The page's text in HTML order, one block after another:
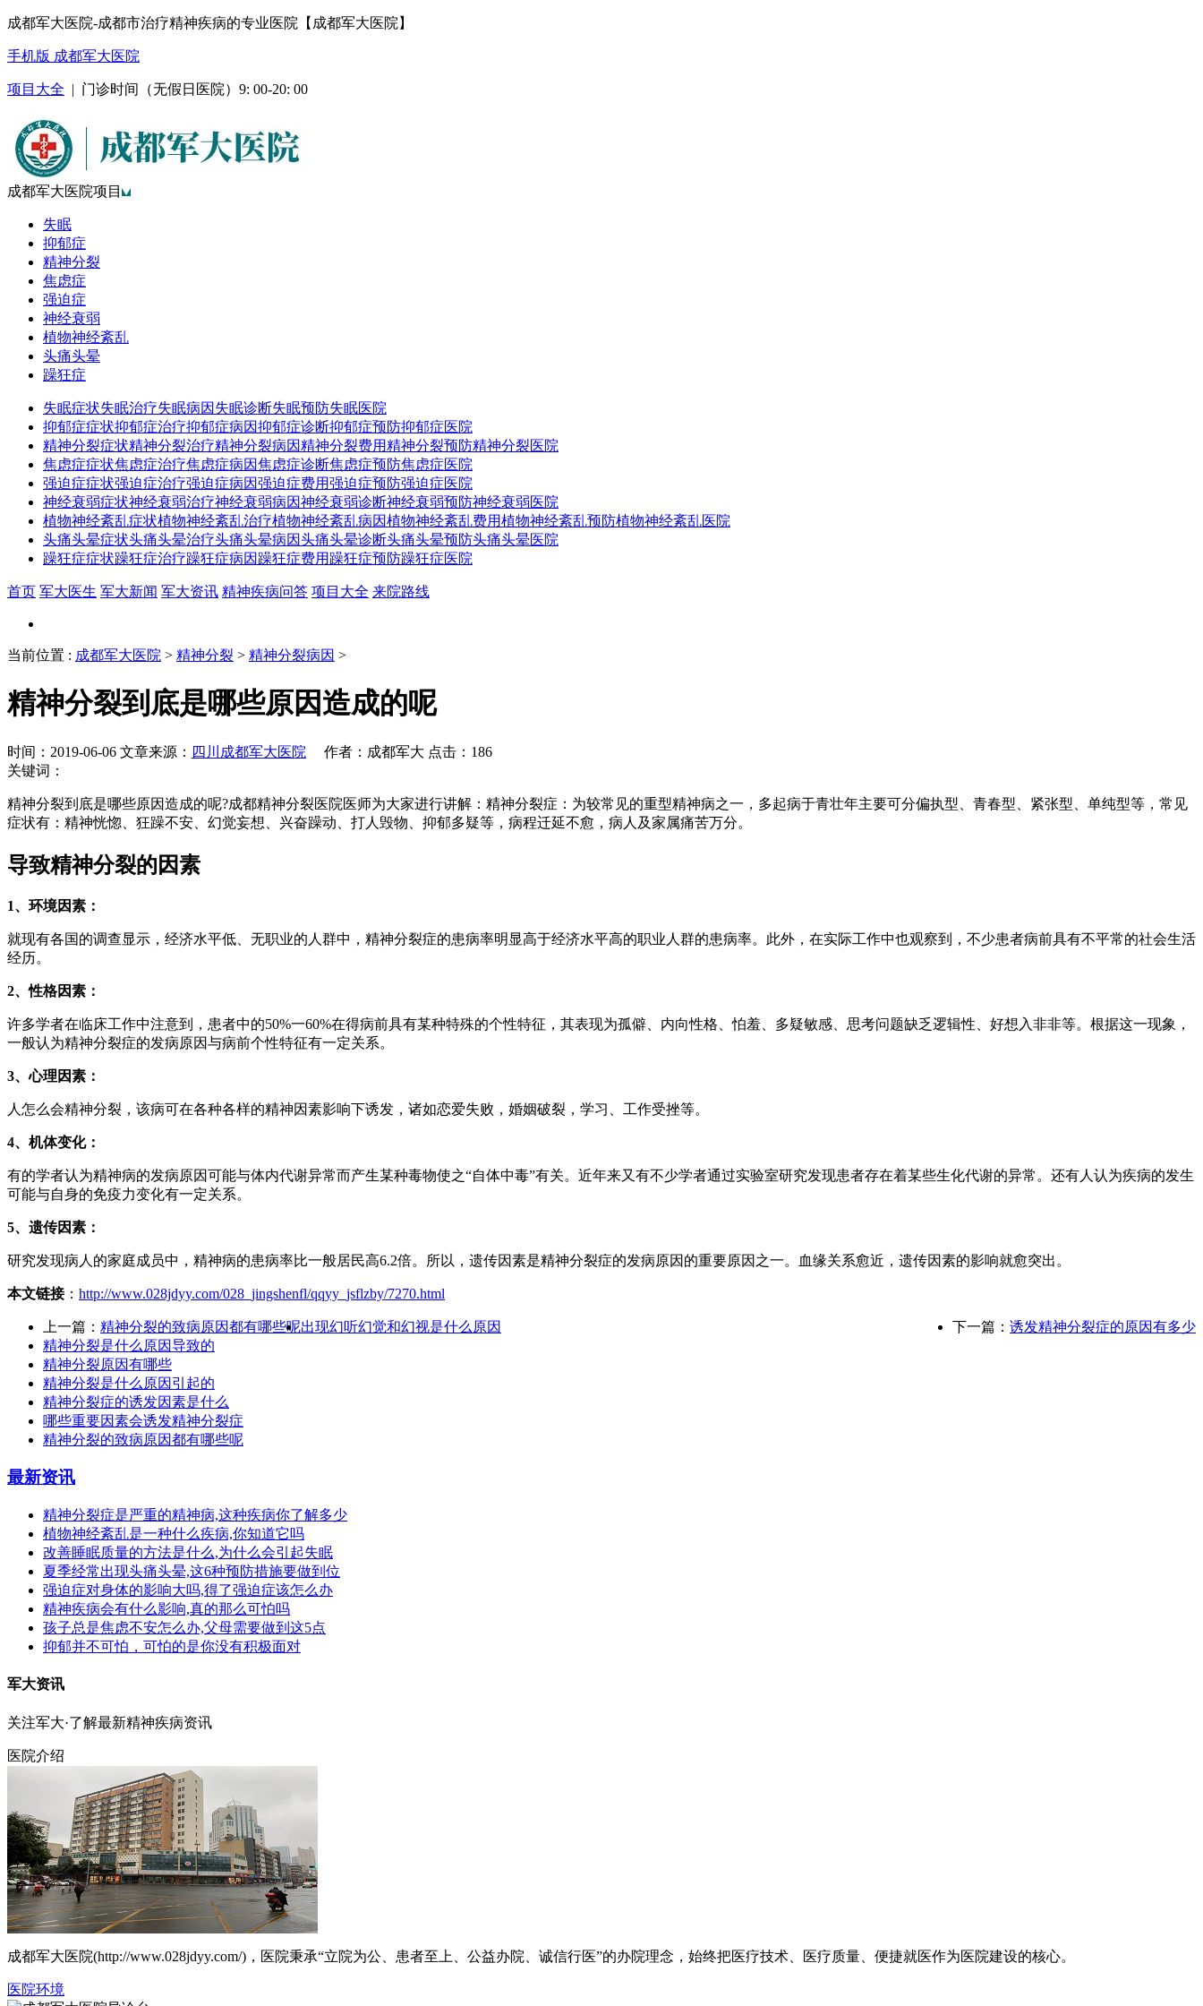
成都军大医院-成都市治疗精神疾病的专业医院【成都军大医院】
手机版 成都军大医院
项目大全 | 门诊时间（无假日医院）9: 00-20: 00
成都军大医院项目
失眠
抑郁症
精神分裂
焦虑症
强迫症
神经衰弱
植物神经紊乱
头痛头晕
躁狂症
失眠症状失眠治疗失眠病因 失眠诊断失眠预防失眠医院
抑郁症症状抑郁症治疗抑郁症病因抑郁症诊断抑郁症预防抑郁症医院
精神分裂症状精神分裂治疗精神分裂病因精神分裂费用精神分裂预防精神分裂医院
焦虑症症状焦虑症治疗焦虑症病因焦虑症诊断焦虑症预防焦虑症医院
强迫症症状强迫症治疗强迫症病因强迫症费用强迫症预防强迫症医院
神经衰弱症状神经衰弱治疗神经衰弱病因神经衰弱诊断神经衰弱预防神经衰弱医院
植物神经紊乱症状植物神经紊乱治疗植物神经紊乱病因植物神经紊乱费用植物神经紊乱预防植物神经紊乱医院
头痛头晕症状头痛头晕治疗头痛头晕病因头痛头晕诊断头痛头晕预防头痛头晕医院
躁狂症症状躁狂症治疗躁狂症病因 躁狂症费用 躁狂症预防躁狂症医院
首页 军大医生 军大新闻 军大资讯 精神疾病问答 项目大全 来院路线
当前位置 : 成都军大医院 > 精神分裂 > 精神分裂病因 >
精神分裂到底是哪些原因造成的呢
时间：2019-06-06 文章来源： 四川成都军大医院 作者：成都军大 点击：186
关键词：
精神分裂到底是哪些原因造成的呢?成都精神分裂医院医师为大家进行讲解：精神分裂症：为较常见的重型精神病之一，多起病于青壮年主要可分偏执型、青春型、紧张型、单纯型等，常见
症状有：精神恍惚、狂躁不安、幻觉妄想、兴奋躁动、打人毁物、抑郁多疑等，病程迁延不愈，病人及家属痛苦万分。
导致精神分裂的因素
1、环境因素：
就现有各国的调查显示，经济水平低、无职业的人群中，精神分裂症的患病率明显高于经济水平高的职业人群的患病率。此外，在实际工作中也观察到，不少患者病前具有不平常的社会生活
经历。
2、性格因素：
许多学者在临床工作中注意到，患者中的50%一60%在得病前具有某种特殊的个性特征，其表现为孤僻、内向性格、怕羞、多疑敏感、思考问题缺乏逻辑性、好想入非非等。根据这一现象，
一般认为精神分裂症的发病原因与病前个性特征有一定关系。
3、心理因素：
人怎么会精神分裂，该病可在各种各样的精神因素影响下诱发，诸如恋爱失败，婚姻破裂，学习、工作受挫等。
4、机体变化：
有的学者认为精神病的发病原因可能与体内代谢异常而产生某种毒物使之“自体中毒”有关。近年来又有不少学者通过实验室研究发现患者存在着某些生化代谢的异常。还有人认为疾病的发生
可能与自身的免疫力变化有一定关系。
5、遗传因素：
研究发现病人的家庭成员中，精神病的患病率比一般居民高6.2倍。所以，遗传因素是精神分裂症的发病原因的重要原因之一。血缘关系愈近，遗传因素的影响就愈突出。
本文链接： http://www.028jdyy.com/028_jingshenfl/qqyy_jsflzby/7270.html
上一篇： 精神分裂的致病原因都有哪些呢 下一篇： 诱发精神分裂症的原因有多少
出现幻听幻觉和幻视是什么原因
精神分裂是什么原因导致的
精神分裂原因有哪些
精神分裂是什么原因引起的
精神分裂症的诱发因素是什么
哪些重要因素会诱发精神分裂症
精神分裂的致病原因都有哪些呢
最新资讯
精神分裂症是严重的精神病,这种疾病你了解多少
植物神经紊乱是一种什么疾病,你知道它吗
改善睡眠质量的方法是什么,为什么会引起失眠
夏季经常出现头痛头晕,这6种预防措施要做到位
强迫症对身体的影响大吗,得了强迫症该怎么办
精神疾病会有什么影响,真的那么可怕吗
孩子总是焦虑不安怎么办,父母需要做到这5点
抑郁并不可怕，可怕的是你没有积极面对
军大资讯
关注军大·了解最新精神疾病资讯
医院介绍
成都军大医院(http://www.028jdyy.com/)，医院秉承“立院为公、患者至上、公益办院、诚信行医”的办院理念，始终把医疗技术、医疗质量、便捷就医作为医院建设的核心。
医院环境